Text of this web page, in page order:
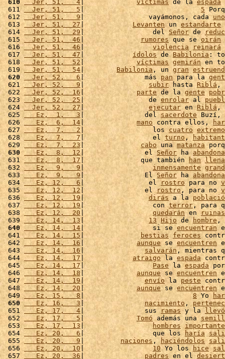
610
  Jer, 51,   4
| víctimas de la espada
611
  Jer, 51,   5
| 5
612
  Jer, 51,   9
|                vayámonos, cada uno
613
  Jer, 51,  27
| Levanten un estandarte
614
  Jer, 51,  29
|                 del Señor de
615
  Jer, 51,  46
| rumores que se oirán
616
  Jer, 51,  46
| violencia reinará
617
  Jer, 51,  47
| ídolos de Babilonia:
618
  Jer, 51,  52
| víctimas gemirán en
619
  Jer, 51,  54
| Babilonia, un gran
620
  Jer, 52,   6
|               más pan para la
621
  Jer, 52,   9
| subir hasta Riblá ,
622
  Jer, 52,  16
| parte de la gente
623
  Jer, 52,  25
|                de enrolar al
624
  Jer, 52,  27
| ejecutar en Riblá,
625
   Ez,  1,   3
|               del sacerdote
626
   Ez,  6,  14
| mano contra ellos,
627
   Ez,  7,   2
|                 los cuatro
628
   Ez,  7,   7
|                 el turno ,
629
   Ez,  7,  23
| cabo una matanza
630
   Ez,  8,  12
|               el Señor ha
631
   Ez,  8,  17
|              que también han
632
   Ez,  9,   9
| inmensamente
633
   Ez,  9,   9
|               El Señor ha
634
   Ez, 12,   6
|                el rostro para no
635
   Ez, 12,  12
|               el rostro , para no
636
   Ez, 12,  19
| dirás a la
637
   Ez, 12,  19
|                 con terror, para
638
   Ez, 12,  20
| quedarán en ruinas
639
   Ez, 14,  13
| 13 Hijo de hombre ,
640
   Ez, 14,  14
|                 si se encuentran
641
   Ez, 14,  15
| bestias feroces
642
   Ez, 14,  16
| aunque se encuentren
643
   Ez, 14,  16
| salvarán , mientras
644
   Ez, 14,  17
| atraigo la espada
645
   Ez, 14,  17
| Pase la espada
646
   Ez, 14,  18
| aunque se encuentren
647
   Ez, 14,  19
| envío la peste
648
   Ez, 14,  20
| aunque se encuentren
649
   Ez, 15,   8
| 8 Yo
650
   Ez, 16,   3
| nacimiento ,
651
   Ez, 17,   4
|               sus ramas y la llevó
652
   Ez, 17,   5
| Tomó además una
653
   Ez, 17,  13
| hombres
654
   Ez, 20,   6
|                 que los haría
655
   Ez, 20,   9
| naciones , haciéndolos
656
   Ez, 20,  10
| 10 Yo los hice
657
   Ez, 20,  36
| padres en el